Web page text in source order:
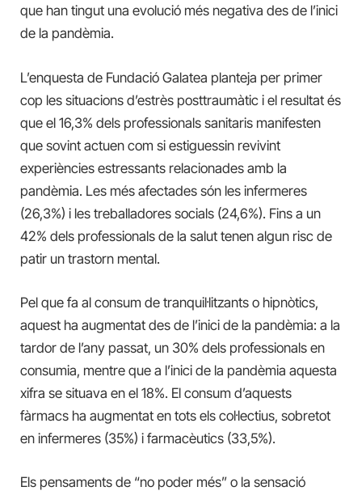
que han tingut una evolució més negativa des de l’inici
de la pandèmia.
L’enquesta de Fundació Galatea planteja per primer
cop les situacions d’estrès posttraumàtic i el resultat és
que el 16,3% dels professionals sanitaris manifesten
que sovint actuen com si estiguessin revivint
experiències estressants relacionades amb la
pandèmia. Les més afectades són les infermeres
(26,3%) i les treballadores socials (24,6%). Fins a un
42% dels professionals de la salut tenen algun risc de
patir un trastorn mental.
Pel que fa al consum de tranquil·litzants o hipnòtics,
aquest ha augmentat des de l’inici de la pandèmia: a la
tardor de l’any passat, un 30% dels professionals en
consumia, mentre que a l’inici de la pandèmia aquesta
xifra se situava en el 18%. El consum d’aquests
fàrmacs ha augmentat en tots els col·lectius, sobretot
en infermeres (35%) i farmacèutics (33,5%).
Els pensaments de “no poder més” o la sensació